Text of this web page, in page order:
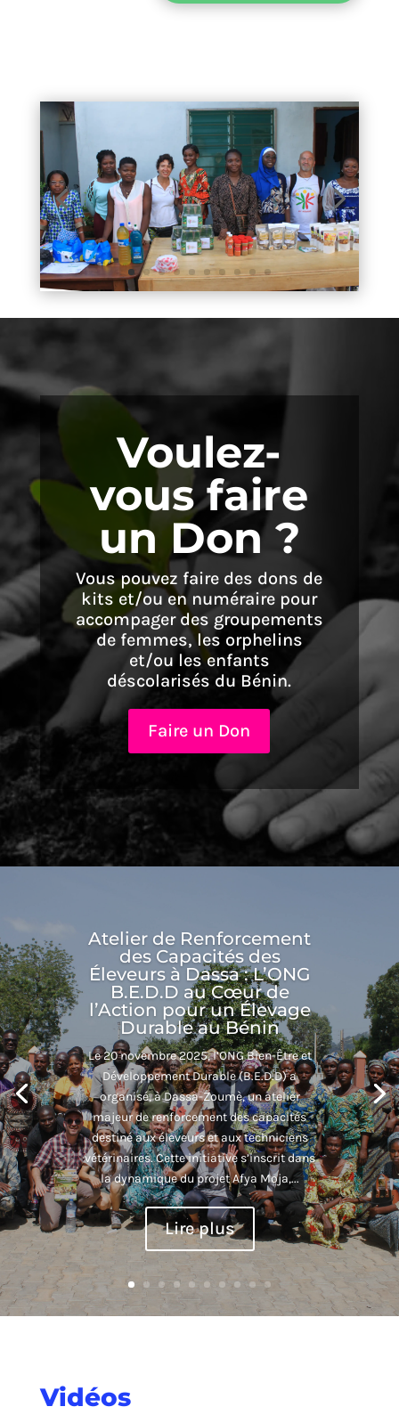
Voulez-
vous faire
un Don ?
Vous pouvez faire des dons de
kits et/ou en numéraire pour
accompager des groupements
de femmes, les orphelins
et/ou les enfants
déscolarisés du Bénin.
Faire un Don
ET FEMMLES EN
DYNAMIQUE DU GROUPE
ET EN GESTION
COOPÉRATIVE
Dans le cadre du projet « Appui des
groupements de jeunes et de femmes à
mettre en œuvre des Activités
Génératrices de Revenus (AGR) », financé
par l’Organisation Internationale pour les
Migrations (OIM), la commune de
Banikoara a accueilli un nouvel atelier
de...
Lire plus